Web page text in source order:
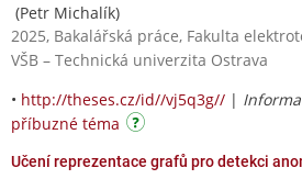
(Petr Michalík)
2025, Bakalářská práce, Fakulta
VŠB – Technická univerzita Ostrava
• http://theses.cz/id//vj5q3g// |
příbuzné téma
Učení reprezentace grafů pro detekci